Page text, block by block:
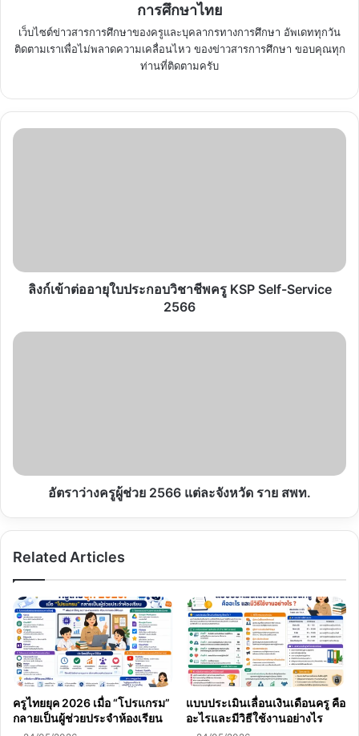
การศึกษาไทย
เว็บไซต์ข่าวสารการศึกษาของครูและบุคลากรทางการศึกษา อัพเดททุกวัน
ติดตามเราเพื่อไม่พลาดความเคลื่อนไหว ของข่าวสารการศึกษา ขอบคุณทุก
ท่านที่ติดตามครับ
ลิงก์
KSP Self-
Service
ลิงก์เข้าต่ออายุใบประกอบวิชาชีพครู KSP Self-Service
2566
อัตรา
ราย
อัตราว่างครูผู้ช่วย 2566 แต่ละจังหวัด ราย สพท.
Related Articles
ครูไทยยุค 2026 เมื่อ “โปรแกรม”
กลายเป็นผู้ช่วยประจำห้องเรียน
แบบประเมินเลื่อนเงินเดือนครู คือ
อะไรและมีวิธีใช้งานอย่างไร